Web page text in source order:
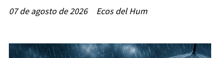
Ecos del Hum
07 de agosto de 2026